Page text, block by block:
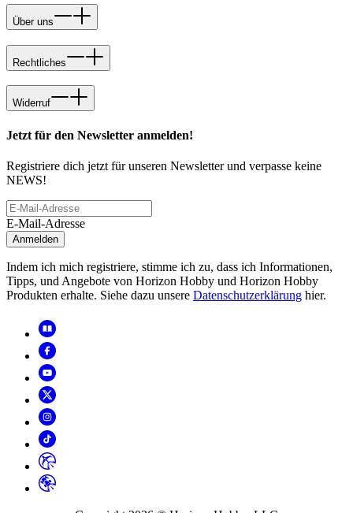
Über uns
Rechtliches
Widerruf
Jetzt für den Newsletter anmelden!
Registriere dich jetzt für unseren Newsletter und verpasse keine
NEWS!
E-Mail-Adresse
Anmelden
Indem ich mich registriere, stimme ich zu, dass ich Informationen,
Tipps, und Angebote von Horizon Hobby und Horizon Hobby
Produkten erhalte. Siehe dazu unsere Datenschutzerklärung hier.